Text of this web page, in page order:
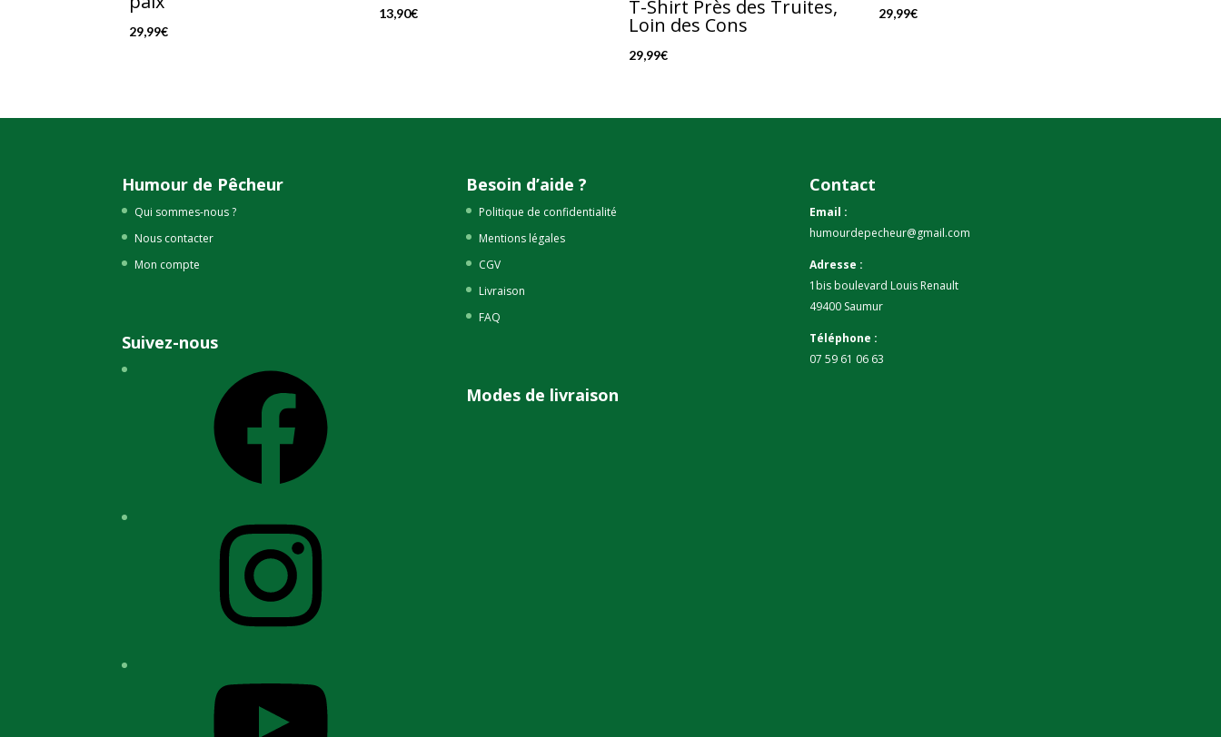
29,99€
13,90€ T-Shirt Près des Truites,
Loin des Cons
29,99€
29,99€
Humour de Pêcheur
Qui sommes-nous ?
Nous contacter
Mon compte
Suivez-nous
Besoin d’aide ?
Politique de confidentialité
Mentions légales
CGV
Livraison
FAQ
Modes de livraison
Contact
Email :
humourdepecheur@gmail.com
Adresse :
1bis boulevard Louis Renault
49400 Saumur
Téléphone :
07 59 61 06 63